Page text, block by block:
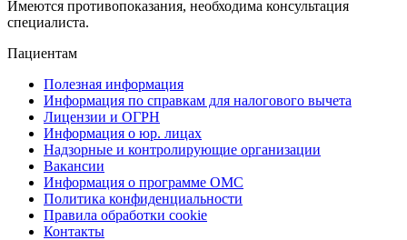
Имеются противопоказания, необходима консультация
специалиста.
Пациентам
Полезная информация
Информация по справкам для налогового вычета
Лицензии и ОГРН
Информация о юр. лицах
Надзорные и контролирующие организации
Вакансии
Информация о программе ОМС
Политика конфиденциальности
Правила обработки cookie
Контакты